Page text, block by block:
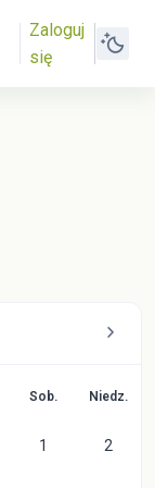
Zaloguj
się
Sobota
Sob. Niedz.
Brak
1 Brak
2